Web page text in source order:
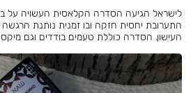
לישראל הגיעה הסדרה הקלאסית העשויה על
התערובת יחסית חזקה ובו זמנית נותנת הרגשה
העישון. הסדרה כוללת טעמים בודדים וגם